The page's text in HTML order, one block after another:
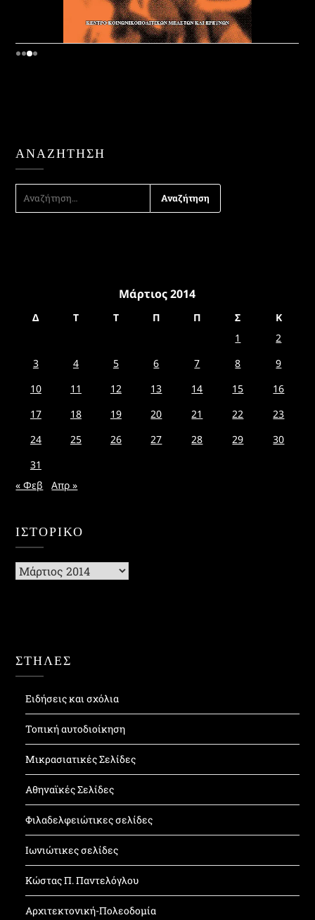
ΑΝΑΖΉΤΗΣΗ
ΑΝΑΖΉΤΗΣΗ
ΓΙΑ:
Μάρτιος 2014
Δ Τ Τ Π Π Σ
Κ
1
2
3
4 5 6 7 8
9
10
11 12 13 14 15
16
17
18 19 20 21 22
23
24
25 26 27 28 29
30
31
« Φεβ
Απρ »
ΙΣΤΟΡΙΚΌ
Ιστορικό
ΣΤΗΛΕΣ
Ειδήσεις και σχόλια
Τοπική αυτοδιοίκηση
Μικρασιατικές Σελίδες
Αθηναϊκές Σελίδες
Φιλαδελφειώτικες σελίδες
Ιωνιώτικες σελίδες
Κώστας Π. Παντελόγλου
Αρχιτεκτονική-Πολεοδομία